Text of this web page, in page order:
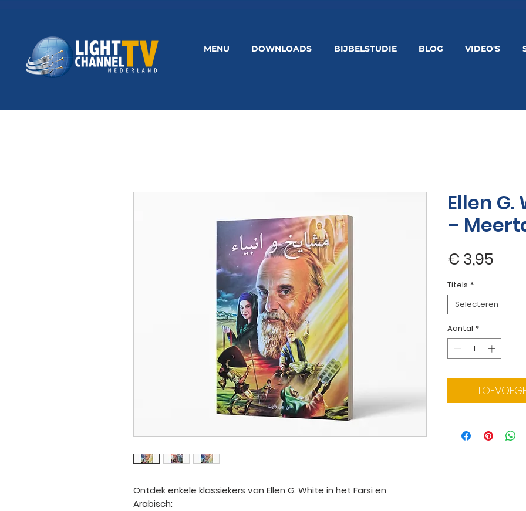
MENU DOWNLOADS BIJBELSTUDIE BLOG VIDEO'S
Ontdek enkele klassiekers van Ellen G. White in het Farsi en
Arabisch:
Ellen
–
€ 3,95
Titels *
Selecteren
Aantal *